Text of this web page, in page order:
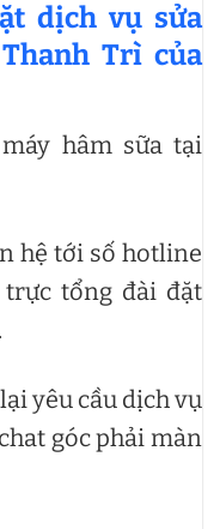
dịch vụ sửa
Trì của
hâm sữa tại
hệ tới số hotline
trực tổng đài đặt
yêu cầu dịch vụ
góc phải màn